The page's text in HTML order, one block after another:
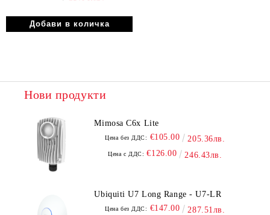
Нови продукти
Mimosa C6x Lite
Цена без ДДС: €105.00 205.36лв.
Цена с ДДС: €126.00 246.43лв.
Ubiquiti U7 Long Range - U7-LR
Цена без ДДС: €147.00 287.51лв.